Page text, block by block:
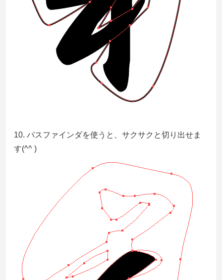
10. パスファインダを使うと、サクサクと切り出せま
す(^^ )